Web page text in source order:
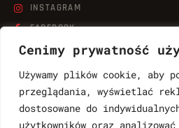
Cenimy prywatność
Używamy plików cookie, aby
przeglądania, wyświetlać
dostosowane do
użytkowników oraz
INSTAGRAM
FACEBOOK
LINKEDIN
YOUTUBE
KONTAKT